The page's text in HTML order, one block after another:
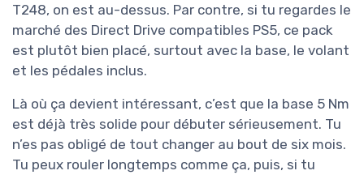
T248, on est au-dessus. Par contre, si tu regardes le
marché des Direct Drive compatibles PS5, ce pack
est plutôt bien placé, surtout avec la base, le volant
et les pédales inclus.
Là où ça devient intéressant, c’est que la base 5 Nm
est déjà très solide pour débuter sérieusement. Tu
n’es pas obligé de tout changer au bout de six mois.
Tu peux rouler longtemps comme ça, puis, si tu